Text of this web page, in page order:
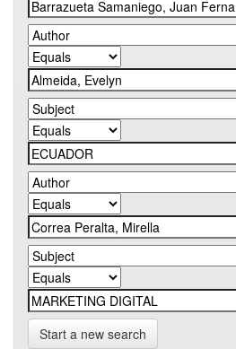
Start a new search